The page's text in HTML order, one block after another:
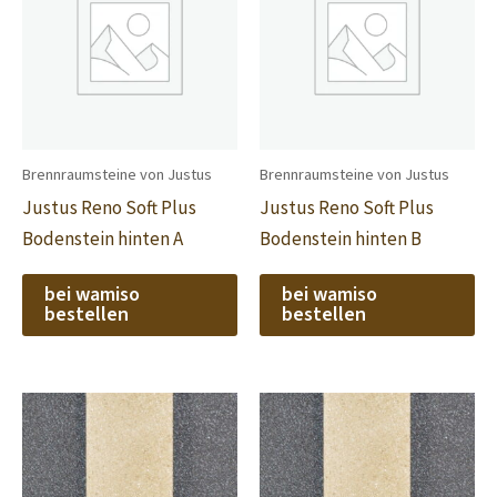
Brennraumsteine von Justus
Justus Reno Soft Plus
Bodenstein hinten A
bei wamiso
bestellen
Brennraumsteine von Justus
Justus Reno Soft Plus
Bodenstein hinten B
bei wamiso
bestellen